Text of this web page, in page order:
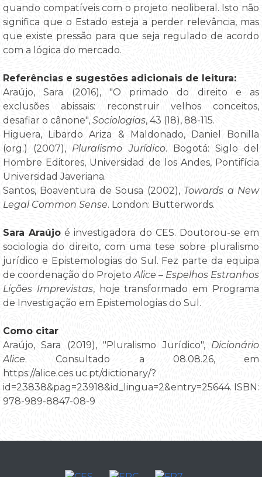
quando compatíveis com o projeto neoliberal. Isto não
significa que o Estado esteja a perder relevância, mas
que existe pressão para que seja regulado de acordo
com a lógica do mercado.
Referências e sugestões adicionais de leitura:
Araújo, Sara (2016), "O primado do direito e as
exclusões abissais: reconstruir velhos conceitos,
desafiar o cânone", Sociologias, 43 (18), 88-115.
Higuera, Libardo Ariza & Maldonado, Daniel Bonilla
(org.) (2007), Pluralismo Jurídico. Bogotá: Siglo del
Hombre Editores, Universidad de los Andes, Pontifícia
Universidad Javeriana.
Santos, Boaventura de Sousa (2002), Towards a New
Legal Common Sense. London: Butterwords.
Sara Araújo é investigadora do CES. Doutorou-se em
sociologia do direito, com uma tese sobre pluralismo
jurídico e Epistemologias do Sul. Fez parte da equipa
de coordenação do Projeto Alice – Espelhos Estranhos
Lições Imprevistas, hoje transformado em Programa
de Investigação em Epistemologias do Sul.
Como citar
Araújo, Sara (2019), "Pluralismo Jurídico", Dicionário
Alice. Consultado a 08.08.26, em
https://alice.ces.uc.pt/dictionary/?
id=23838&pag=23918&id_lingua=2&entry=25644. ISBN:
978-989-8847-08-9